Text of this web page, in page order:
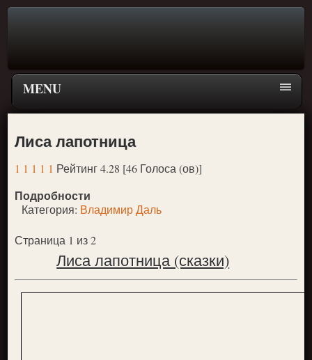
MENU
Главная страница
Поиск
ПЕРЕЙТИ К ГЛАВНОМУ МЕНЮ СКАЗОК
Новое
Лиса лапотница
1 1 1 1 1 Рейтинг 4.28 [46 Голоса (ов)]
Подробности
Категория: Владимир Даль
Страница 1 из 2
Лиса лапотница (сказки)